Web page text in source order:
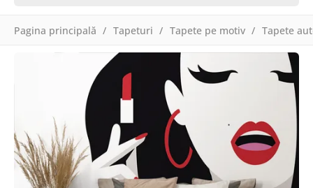
Pagina principală Tapeturi Tapete pe motiv Tapete